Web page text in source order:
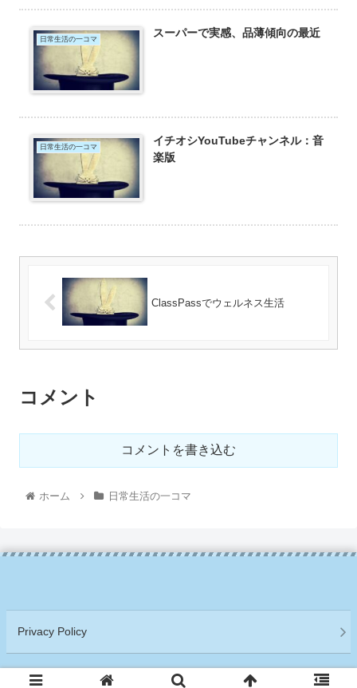
日常生活の一コマ スーパーで実感、品薄傾向の最近
日常生活の一コマ
イチオシYouTubeチャンネル：音
楽版
ClassPassでウェルネス生活
コメント
コメントを書き込む
ホーム 日常生活の一コマ
Privacy Policy